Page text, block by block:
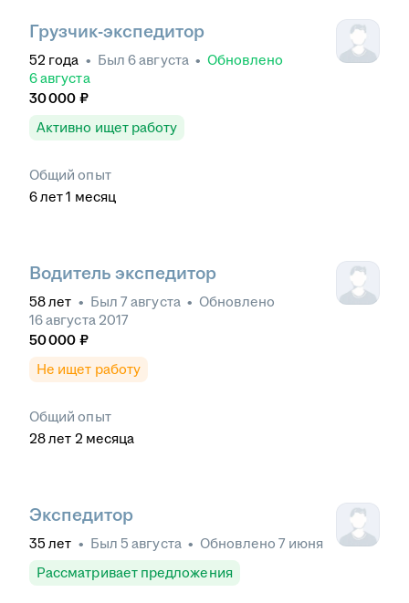
Грузчик-экспедитор
52 года • Был 6 августа • Обновлено
6 августа
30 000 ₽
Активно ищет работу
Общий опыт
6лет 1 месяц
Водитель экспедитор
58лет • Был 7 августа • Обновлено
16 августа 2017
50 000 ₽
Не ищет работу
Общий опыт
28лет 2 месяца
Экспедитор
35 лет • Был 5 августа • Обновлено 7 июня
Рассматривает предложения